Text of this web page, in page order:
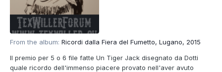
From the album: Ricordi dalla Fiera del Fumetto, Lugano, 2015
Il premio per 5 o 6 file fatte Un Tiger Jack disegnato da Dotti
quale ricordo dell'immenso piacere provato nell'aver avuto